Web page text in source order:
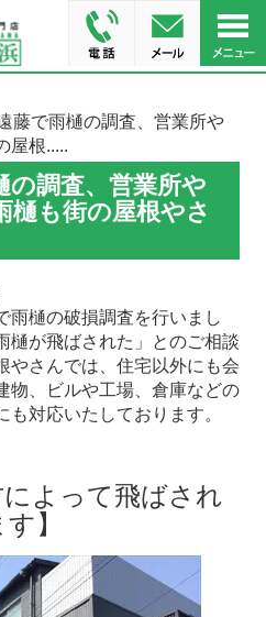
藤で雨樋の調査、営業所や
屋根.....
の調査、営業所や
樋も街の屋根やさ
雨樋の破損調査を行いまし
樋が飛ばされた」とのご相談
やさんでは、住宅以外にも会
物、ビルや工場、倉庫などの
対応いたしております。
によって飛ばされ
】